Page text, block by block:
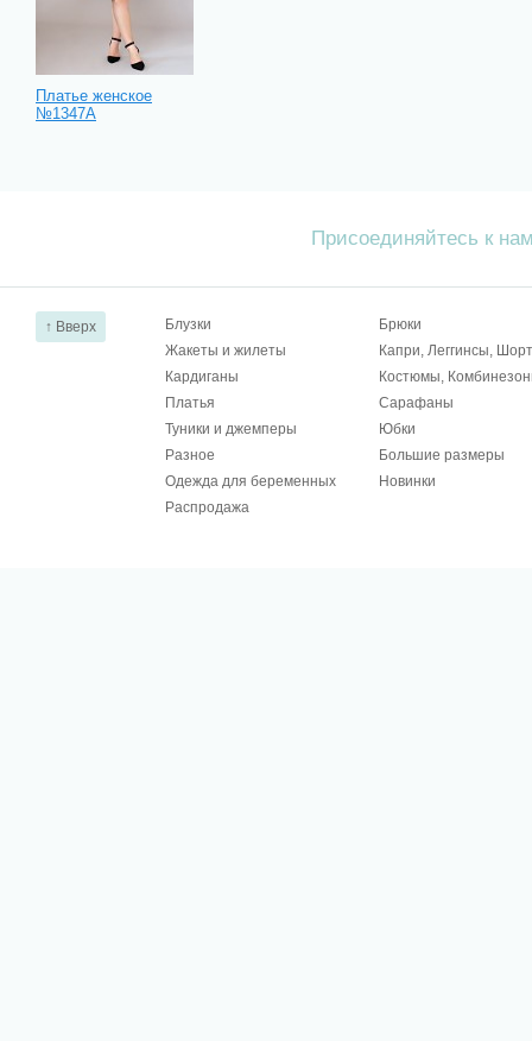
Платье женское
№1347А
Присоединяйтесь к
↑ Вверх Блузки
Брюки
Жакеты и жилеты
Капри, Леггинсы,
Кардиганы
Костюмы,
Платья
Сарафаны
Туники и джемперы
Юбки
Разное
Большие размеры
Одежда для беременных
Новинки
Распродажа